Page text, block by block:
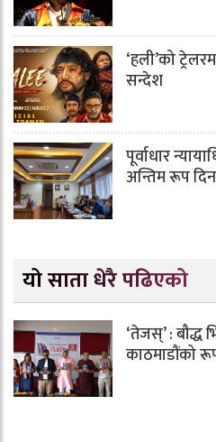
‘हली’को
सन्देश
पूर्वाधार
अन्तिम रूप
यो साता धेरै पढिएको
‘तेजस्’ : बौद्ध
काठमाडौंको